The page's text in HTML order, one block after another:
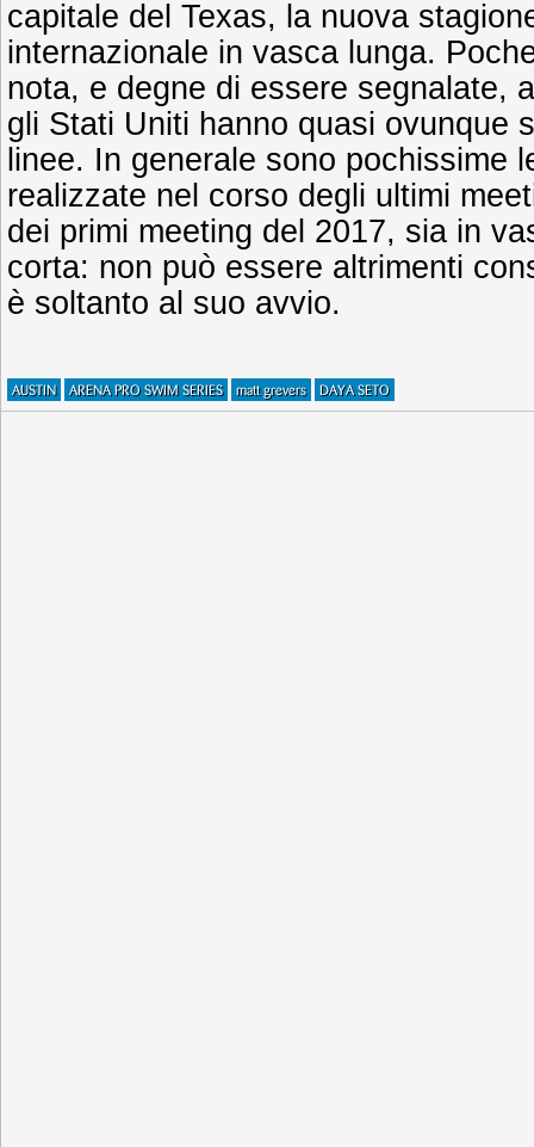
capitale del Texas, la nuova
internazionale in vasca lunga.
nota, e degne di essere segnalate,
gli Stati Uniti hanno quasi ovunque
linee. In generale sono pochissime
realizzate nel corso degli ultimi
dei primi meeting del 2017, sia in
corta: non può essere altrimenti
è soltanto al suo avvio.
AUSTIN ARENA PRO SWIM SERIES matt grevers DAYA SETO